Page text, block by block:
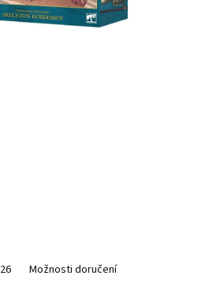
Možnosti doručení